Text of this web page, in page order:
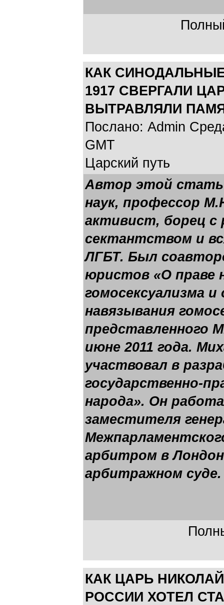
КАК
1917 СВЕРГАЛИ
ВЫТРАВЛЯЛИ
Послано: Admin
GMT
Царский путь
Автор этой
наук, профессор
активист, борец с
сектантством и
ЛГБТ. Был
юристов «О праве
гомосексуализма и
навязывания
представленного
июне 2011 года.
участвовал в
государственно-
народа». Он
заместителя
арбитром в
арбитражном суде.
КАК ЦАРЬ
РОССИИ ХОТЕЛ